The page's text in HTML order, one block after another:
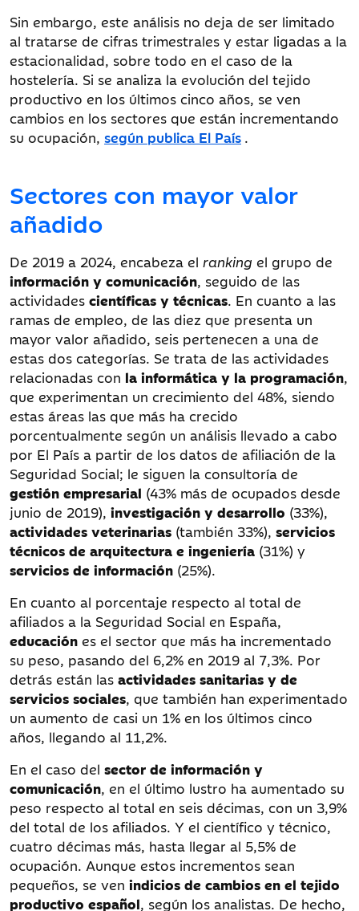
Sin embargo, este análisis no deja de ser limitado
al tratarse de cifras trimestrales y estar ligadas a la
estacionalidad, sobre todo en el caso de la
hostelería. Si se analiza la evolución del tejido
productivo en los últimos cinco años, se ven
cambios en los sectores que están incrementando
su ocupación, según publica El País .
Sectores con mayor valor
añadido
De 2019 a 2024, encabeza el ranking el grupo de
información y comunicación, seguido de las
actividades científicas y técnicas. En cuanto a las
ramas de empleo, de las diez que presenta un
mayor valor añadido, seis pertenecen a una de
estas dos categorías. Se trata de las actividades
relacionadas con la informática y la programación,
que experimentan un crecimiento del 48%, siendo
estas áreas las que más ha crecido
porcentualmente según un análisis llevado a cabo
por El País a partir de los datos de afiliación de la
Seguridad Social; le siguen la consultoría de
gestión empresarial (43% más de ocupados desde
junio de 2019), investigación y desarrollo (33%),
actividades veterinarias (también 33%), servicios
técnicos de arquitectura e ingeniería (31%) y
servicios de información (25%).
En cuanto al porcentaje respecto al total de
afiliados a la Seguridad Social en España,
educación es el sector que más ha incrementado
su peso, pasando del 6,2% en 2019 al 7,3%. Por
detrás están las actividades sanitarias y de
servicios sociales, que también han experimentado
un aumento de casi un 1% en los últimos cinco
años, llegando al 11,2%.
En el caso del sector de información y
comunicación, en el último lustro ha aumentado su
peso respecto al total en seis décimas, con un 3,9%
del total de los afiliados. Y el científico y técnico,
cuatro décimas más, hasta llegar al 5,5% de
ocupación. Aunque estos incrementos sean
pequeños, se ven indicios de cambios en el tejido
productivo español, según los analistas. De hecho,